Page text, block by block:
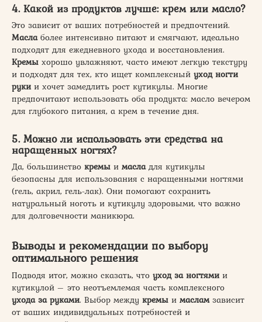
4. Какой из продуктов лучше: крем или масло?
Это зависит от ваших потребностей и предпочтений.
Маслаболее интенсивно питают и смягчают, идеально
подходят для ежедневного ухода и восстановления.
Кремы хорошо увлажняют, часто имеют легкую текстуру
и подходят для тех, кто ищет комплексный уход ногти
рукии хочет замедлить рост кутикулы. Многие
предпочитают использовать оба продукта: масло вечером
для глубокого питания, а крем в течение дня.
5. Можно ли использовать эти средства на
наращенных ногтях?
Да, большинство кремы и масладля кутикулы
безопасны для использования с наращенными ногтями
(гель, акрил, гель-лак). Они помогают сохранить
натуральный ноготь и кутикулу здоровыми, что важно
для долговечности маникюра.
Выводы и рекомендации по выбору
оптимального решения
Подводя итог, можно сказать, что уход за ногтямии
кутикулой – это неотъемлемая часть комплексного
ухода за руками. Выбор между кремы и масламзависит
от ваших индивидуальных потребностей и